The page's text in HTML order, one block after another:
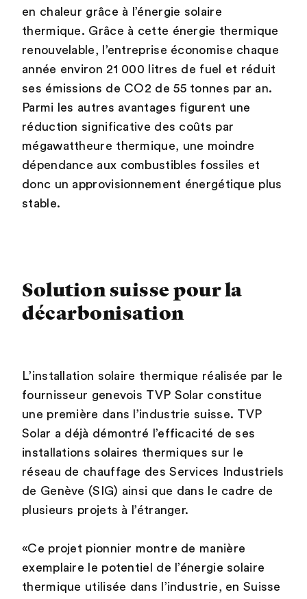
en chaleur grâce à l’énergie solaire
thermique. Grâce à cette énergie thermique
renouvelable, l’entreprise économise chaque
année environ 21 000 litres de fuel et réduit
ses émissions de CO2 de 55 tonnes par an.
Parmi les autres avantages figurent une
réduction significative des coûts par
mégawattheure thermique, une moindre
dépendance aux combustibles fossiles et
donc un approvisionnement énergétique plus
stable.
Solution suisse pour la
décarbonisation
L’installation solaire thermique réalisée par le
fournisseur genevois TVP Solar constitue
une première dans l’industrie suisse. TVP
Solar a déjà démontré l’efficacité de ses
installations solaires thermiques sur le
réseau de chauffage des Services Industriels
de Genève (SIG) ainsi que dans le cadre de
plusieurs projets à l’étranger.
«Ce projet pionnier montre de manière
exemplaire le potentiel de l’énergie solaire
thermique utilisée dans l’industrie, en Suisse